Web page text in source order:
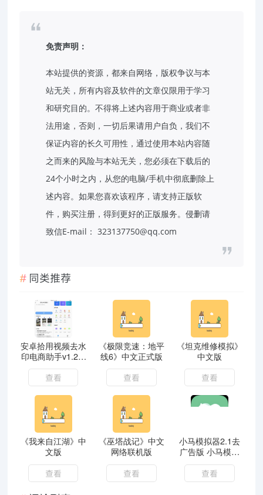
免责声明：
本站提供的资源，都来自网络，版权争议与本
站无关，所有内容及软件的文章仅限用于学习
和研究目的。不得将上述内容用于商业或者非
法用途，否则，一切后果请用户自负，我们不
保证内容的长久可用性，通过使用本站内容随
之而来的风险与本站无关，您必须在下载后的
24个小时之内，从您的电脑/手机中彻底删除上
述内容。如果您喜欢该程序，请支持正版软
件，购买注册，得到更好的正版服务。侵删请
致信E-mail： 323137750@qq.com
同类推荐
安卓拾用视频去水
印电商助手v1.2.7
解锁会员
查看
《极限竞速：地平
线6》中文正式版
查看
《坦克维修模拟》
中文版
查看
《我来自江湖》中
文版
查看
《巫塔战记》中文
网络联机版
查看
小马模拟器2.1去
广告版 小马模拟
器趣味多多
查看